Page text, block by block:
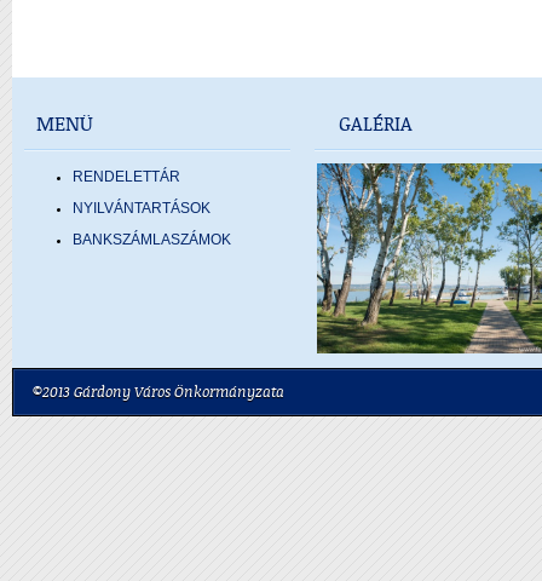
MENÜ
RENDELETTÁR
NYILVÁNTARTÁSOK
BANKSZÁMLASZÁMOK
GALÉRIA
©2013 Gárdony Város Önkormányzata